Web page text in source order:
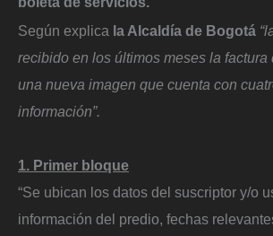
Según explica la Alcaldía de Bogotá
recibido en los últimos meses la factura
una nueva imagen que cuenta con
información”.
1. Primer bloque
“Se ubican los datos del suscriptor y/o
información del predio, fechas